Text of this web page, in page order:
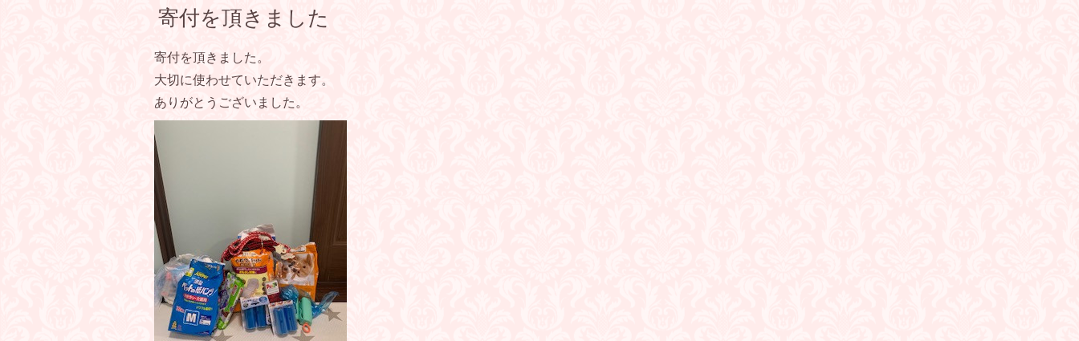
寄付を頂きました
寄付を頂きました。
大切に使わせていただきます。
ありがとうございました。